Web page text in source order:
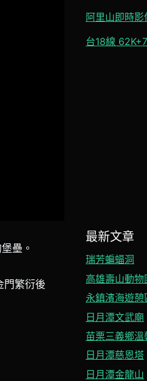
壘。
門繁衍後
阿里山即時影
台18線
最新文章
瑞芳蝙蝠洞
高雄壽山動物
永鎮濱海遊憩
日月潭文武廟
苗栗三義鄉
日月潭慈恩塔
日月潭金龍山